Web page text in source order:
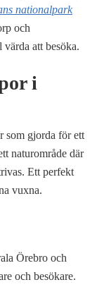
nationalpark
och
att besöka.
i
som gjorda för ett
naturområde där
Ett perfekt
vuxna.
Örebro och
och besökare.